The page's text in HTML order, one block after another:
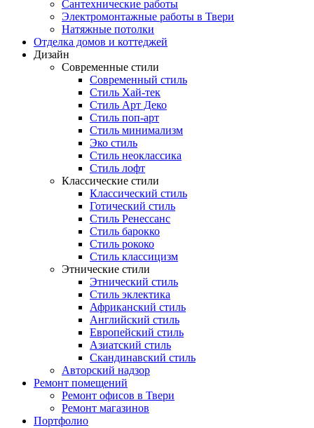
Сантехнические работы
Электромонтажные работы в Твери
Натяжные потолки
Отделка домов и коттеджей
Дизайн
Современные стили
Современный стиль
Стиль Хай-тек
Стиль Арт Деко
Стиль поп-арт
Стиль минимализм
Эко стиль
Стиль неоклассика
Стиль лофт
Классические стили
Классический стиль
Готический стиль
Стиль Ренессанс
Стиль барокко
Стиль рококо
Стиль классицизм
Этнические стили
Этнический стиль
Стиль эклектика
Африканский стиль
Английский стиль
Европейский стиль
Азиатский стиль
Скандинавский стиль
Авторский надзор
Ремонт помещений
Ремонт офисов в Твери
Ремонт магазинов
Портфолио